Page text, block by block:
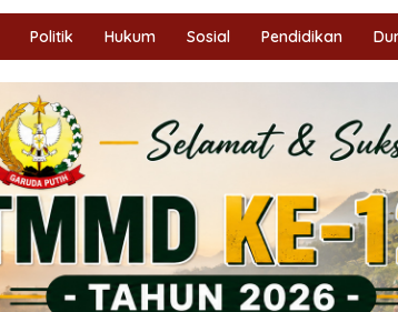
Politik Hukum Sosial Pendidikan